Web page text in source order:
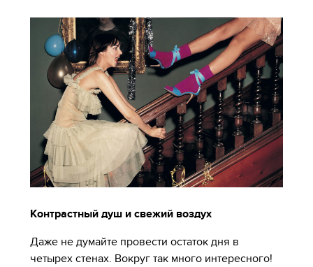
Контрастный душ и свежий воздух
Даже не думайте провести остаток дня в
четырех стенах. Вокруг так много интересного!